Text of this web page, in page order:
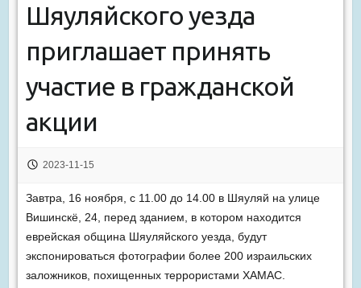
Шяуляйского уезда
приглашает принять
участие в гражданской
акции
2023-11-15
Завтра, 16 ноября, с 11.00 до 14.00 в Шяуляй на улице
Вишинскё, 24, перед зданием, в котором находится
еврейская община Шяуляйского уезда, будут
экспонироваться фотографии более 200 израильских
заложников, похищенных террористами ХАМАС.